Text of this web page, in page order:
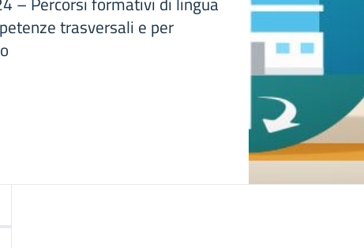
trasversali e per